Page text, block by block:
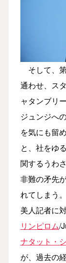
そして、
通わせ、ス
ャタンブリ
ジュンジへ
を気にも留
と、社をゆ
関するうわ
非難の矛先
れてしまう
美人記者に
リンピロム/
ナタット・
が、過去の